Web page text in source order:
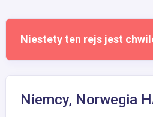
Niestety ten rejs jest
Niemcy, Norwegia